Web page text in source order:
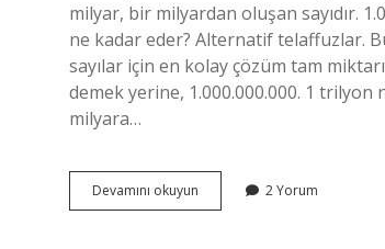
milyar, bir milyardan oluşan sayıdır.
ne kadar eder? Alternatif telaffuzlar.
sayılar için en kolay çözüm tam
demek yerine, 1.000.000.000. 1
milyara…
Devamını okuyun
Milyon
2 Yorum